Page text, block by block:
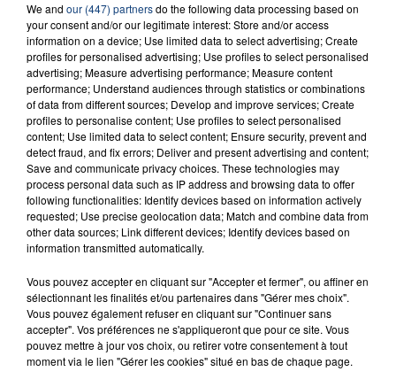
INCENDIE MORTEL À LENS : UNE FEMME ET
SON BÉBÉ ENTRE LA VIE ET LA...
Un homme s'est immolé par le feu après avoir
aspergé sa compagne et leur bébé de trois mois
d'un liquide inflammable.
20 juillet 2026
UNE ADOLESCENTE DEVANT SE FAIRE
OPÉRER DE LA CHEVILLE RESSORT DE LA...
La famille a porté plainte contre la clinique qui a
reconnu sa responsabilité et présenté ses
excuses.
TITRES DIFFUSÉS
We and our (447) partnersdo the following data processing based on
your consent and/or our legitimate interest: Store and/or access
information on a device; Use limited data to select advertising; Create
profiles for personalised advertising; Use profiles to select personalised
advertising; Measure advertising performance; Measure content
performance; Understand audiences through statistics or combinations
of data from different sources; Develop and improve services; Create
profiles to personalise content; Use profiles to select personalised
content; Use limited data to select content; Ensure security, prevent and
detect fraud, and fix errors; Deliver and present advertising and content;
Save and communicate privacy choices. These technologies may
process personal data such as IP address and browsing data to offer
following functionalities: Identify devices based on information actively
requested; Use precise geolocation data; Match and combine data from
other data sources; Link different devices; Identify devices based on
information transmitted automatically.
Vous pouvez accepter en cliquant sur "Accepter et fermer", ou affiner en
sélectionnant les finalités et/ou partenaires dans "Gérer mes choix".
Vous pouvez également refuser en cliquant sur "Continuer sans
accepter". Vos préférences ne s'appliqueront que pour ce site. Vous
pouvez mettre à jour vos choix, ou retirer votre consentement à tout
moment via le lien "Gérer les cookies" situé en bas de chaque page.